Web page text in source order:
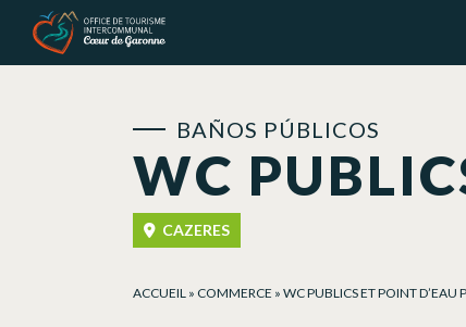
WC
BAÑOS PÚBLICOS
CAZERES
ACCUEIL » COMMERCE » WC PUBLICS ET POINT D’EAU
Panel de gestión de cookies